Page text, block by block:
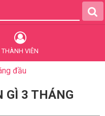
THÀNH VIÊN
đầu
GÌ 3 THÁNG